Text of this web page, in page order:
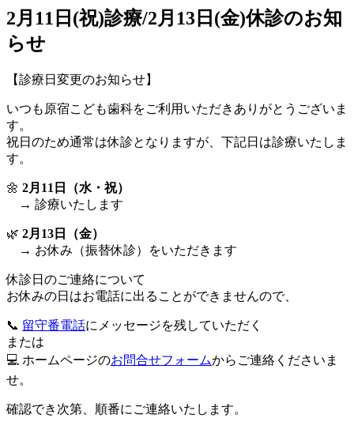
2月11日(祝)診療/2月13日(金)休診のお知
らせ
【診療日変更のお知らせ】
いつも原宿こども歯科をご利用いただきありがとうございま
す。
祝日のため通常は休診となりますが、下記日は診療いたしま
す。
🌼 2月11日（水・祝）
→ 診療いたします
🌿 2月13日（金）
→ お休み（振替休診）をいただきます
休診日のご連絡について
お休みの日はお電話に出ることができませんので、
📞 留守番電話にメッセージを残していただく
または
💻 ホームページのお問合せフォームからご連絡くださいま
せ。
確認でき次第、順番にご連絡いたします。